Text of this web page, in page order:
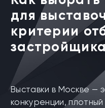
для
критерии
застройщика
Выставки в Москве —
конкуренции,